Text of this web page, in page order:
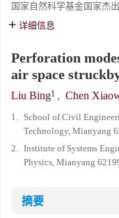
国家自然科学基金国家杰
详细信息
Perforation
air space
Liu Bing1 , Chen
1. School of Civil
Technology, Mianyang
2. Institute of Systems
Physics, Mianyang
摘要